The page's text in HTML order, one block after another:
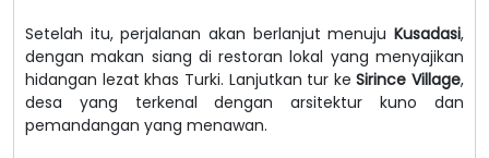
Setelah itu, perjalanan akan berlanjut menuju Kusadasi,
dengan makan siang di restoran lokal yang menyajikan
hidangan lezat khas Turki. Lanjutkan tur keSirince Village,
desa yang terkenal dengan arsitektur kuno dan
pemandangan yang menawan.